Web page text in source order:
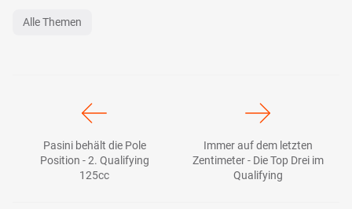
Alle Themen
Pasini behält die Pole
Position - 2. Qualifying
125cc
Immer auf dem letzten
Zentimeter - Die Top Drei im
Qualifying